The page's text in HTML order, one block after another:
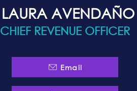
LAURA AVENDAÑO
CHIEF REVENUE OFFICER
Email